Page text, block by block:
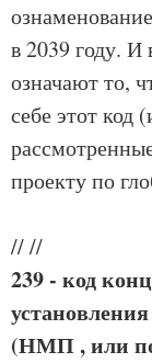
в 2039 году. И
означают то,
себе этот код
проекту по
////
239 - код
(НМП , или